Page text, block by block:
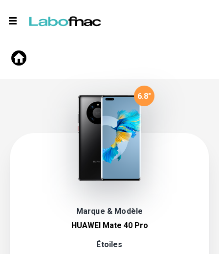
Marque & Modèle
6.8"
HUAWEI Mate 40 Pro
Étoiles